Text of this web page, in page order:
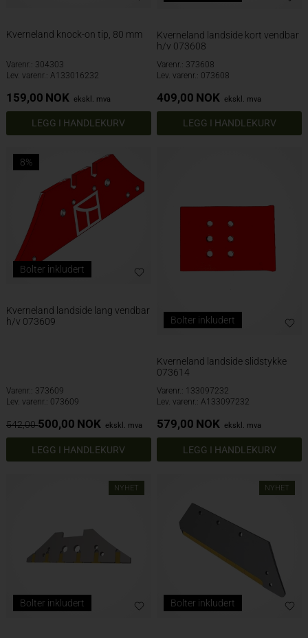
Kverneland knock-on tip, 80 mm
Varenr.: 304303
Lev. varenr.: A133016232
159,00 NOK ekskl. mva
Kverneland landside kort vendbar
h/v 073608
Varenr.: 373608
Lev. varenr.: 073608
409,00 NOK ekskl. mva
Bolter inkludert
8%
Kverneland landside lang vendbar
h/v 073609
Varenr.: 373609
Lev. varenr.: 073609
542,00 500,00 NOK ekskl. mva
Bolter inkludert
Kverneland landside slidstykke
073614
Varenr.: 133097232
Lev. varenr.: A133097232
579,00 NOK ekskl. mva
NYHET
Bolter inkludert
NYHET
Bolter inkludert